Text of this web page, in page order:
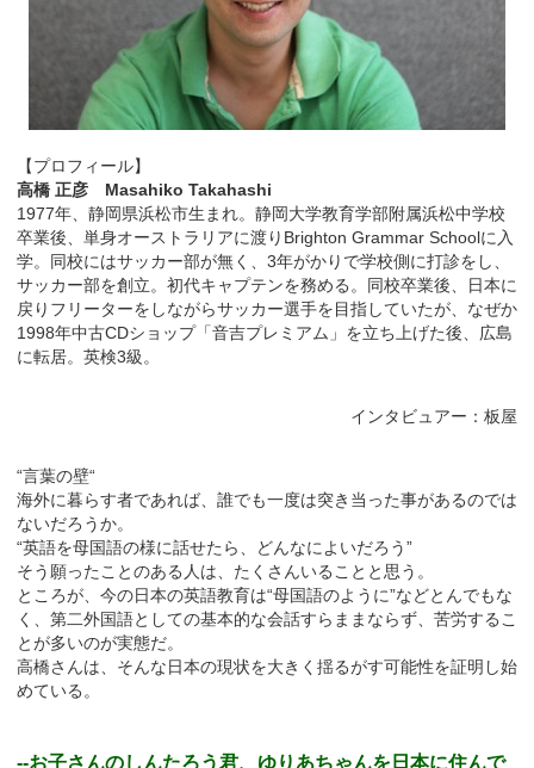
【プロフィール】
高橋 正彦 Masahiko Takahashi
1977年、静岡県浜松市生まれ。静岡大学教育学部附属浜松中学校
卒業後、単身オーストラリアに渡りBrighton Grammar Schoolに入
学。同校にはサッカー部が無く、3年がかりで学校側に打診をし、
サッカー部を創立。初代キャプテンを務める。同校卒業後、日本に
戻りフリーターをしながらサッカー選手を目指していたが、なぜか
1998年中古CDショップ「音吉プレミアム」を立ち上げた後、広島
に転居。英検3級。
インタビュアー：板屋
“言葉の壁“
海外に暮らす者であれば、誰でも一度は突き当った事があるのでは
ないだろうか。
“英語を母国語の様に話せたら、どんなによいだろう”
そう願ったことのある人は、たくさんいることと思う。
ところが、今の日本の英語教育は“母国語のように”などとんでもな
く、第二外国語としての基本的な会話すらままならず、苦労するこ
とが多いのが実態だ。
高橋さんは、そんな日本の現状を大きく揺るがす可能性を証明し始
めている。
--お子さんのしんたろう君、ゆりあちゃんを日本に住んで